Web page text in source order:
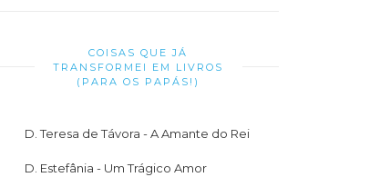
COISAS QUE JÁ
TRANSFORMEI EM LIVROS
(PARA OS PAPÁS!)
D. Teresa de Távora - A Amante do Rei
D. Estefânia - Um Trágico Amor